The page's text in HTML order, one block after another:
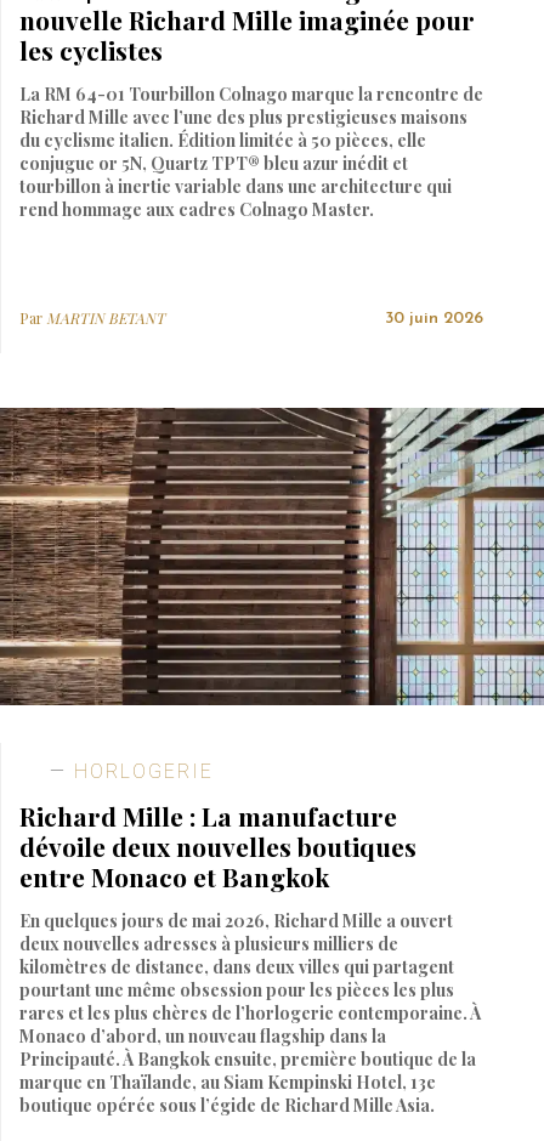
nouvelle Richard Mille imaginée pour
les cyclistes
La RM 64-01 Tourbillon Colnago marque la rencontre de
Richard Mille avec l’une des plus prestigieuses maisons
du cyclisme italien. Édition limitée à 50 pièces, elle
conjugue or 5N, Quartz TPT® bleu azur inédit et
tourbillon à inertie variable dans une architecture qui
rend hommage aux cadres Colnago Master.
ParMARTIN BETANT 30 juin 2026
HORLOGERIE
Richard Mille : La manufacture
dévoile deux nouvelles boutiques
entre Monaco et Bangkok
En quelques jours de mai 2026, Richard Mille a ouvert
deux nouvelles adresses à plusieurs milliers de
kilomètres de distance, dans deux villes qui partagent
pourtant une même obsession pour les pièces les plus
rares et les plus chères de l’horlogerie contemporaine. À
Monaco d’abord, un nouveau flagship dans la
Principauté. À Bangkok ensuite, première boutique de la
marque en Thaïlande, au Siam Kempinski Hotel, 13e
boutique opérée sous l’égide de Richard Mille Asia.